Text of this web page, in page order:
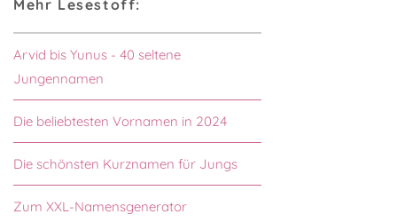
Mehr Lesestoff:
Arvid bis Yunus - 40 seltene
Jungennamen
Die beliebtesten Vornamen in 2024
Die schönsten Kurznamen für Jungs
Zum XXL-Namensgenerator